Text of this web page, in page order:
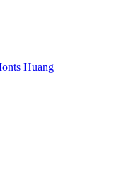
Huang